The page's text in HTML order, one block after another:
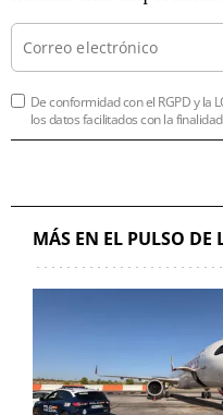
De conformidad con el RGPD y la
los datos facilitados con la
MÁS EN EL PULSO DE